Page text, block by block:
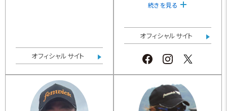
オフィシャルサイト
た。フィッシングガイド業を行な
山村村議会議員としても活動し
ている。
続きを見る
オフィシャルサイト